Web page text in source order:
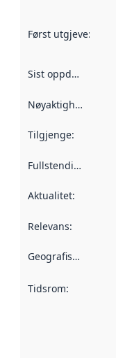
Først utgjeve:
Sist oppdatert
Nøyaktigheit
Tilgjenge:
Fullstendigheit
Aktualitet:
Relevans:
Geografisk område
Tidsrom: